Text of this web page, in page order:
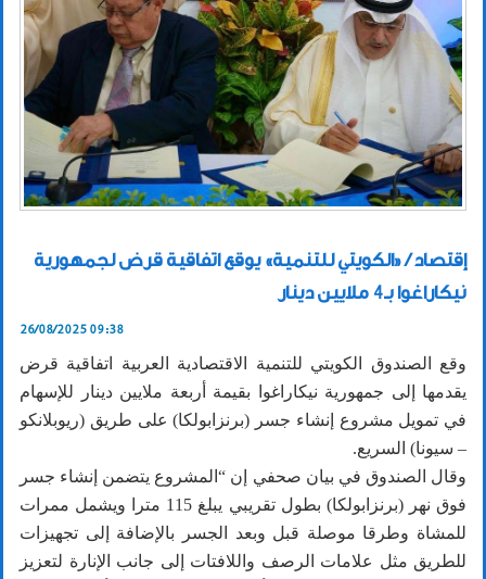
إقتصاد / «الكويتي للتنمية» يوقع اتفاقية قرض لجمهورية
نيكاراغوا بـ4 ملايين دينار
26/08/2025 09:38
وقع الصندوق الكويتي للتنمية الاقتصادية العربية اتفاقية قرض
يقدمها إلى جمهورية نيكاراغوا بقيمة أربعة ملايين دينار للإسهام
في تمويل مشروع إنشاء جسر (برنزابولكا) على طريق (ريوبلانكو
– سيونا) السريع.
وقال الصندوق في بيان صحفي إن “المشروع يتضمن إنشاء جسر
فوق نهر (برنزابولكا) بطول تقريبي يبلغ 115 مترا ويشمل ممرات
للمشاة وطرقا موصلة قبل وبعد الجسر بالإضافة إلى تجهيزات
للطريق مثل علامات الرصف واللافتات إلى جانب الإنارة لتعزيز